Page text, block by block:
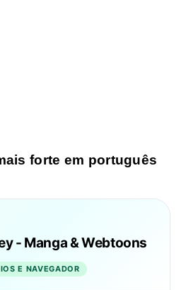
forte em português
- Manga & Webtoons
E NAVEGADOR